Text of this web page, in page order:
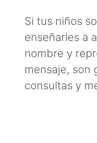
Si tus niños
enseñarles a
nombre y
mensaje, son
consultas y